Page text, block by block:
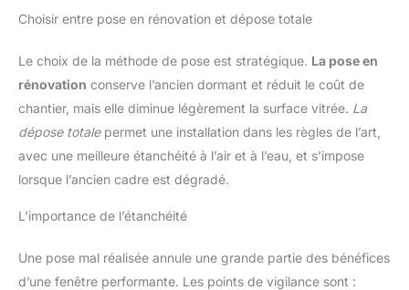
Choisir entre pose en rénovation et dépose totale
Le choix de la méthode de pose est stratégique. La pose en
rénovation conserve l’ancien dormant et réduit le coût de
chantier, mais elle diminue légèrement la surface vitrée. La
dépose totalepermet une installation dans les règles de l’art,
avec une meilleure étanchéité à l’air et à l’eau, et s’impose
lorsque l’ancien cadre est dégradé.
L’importance de l’étanchéité
Une pose mal réalisée annule une grande partie des bénéfices
d’une fenêtre performante. Les points de vigilance sont :